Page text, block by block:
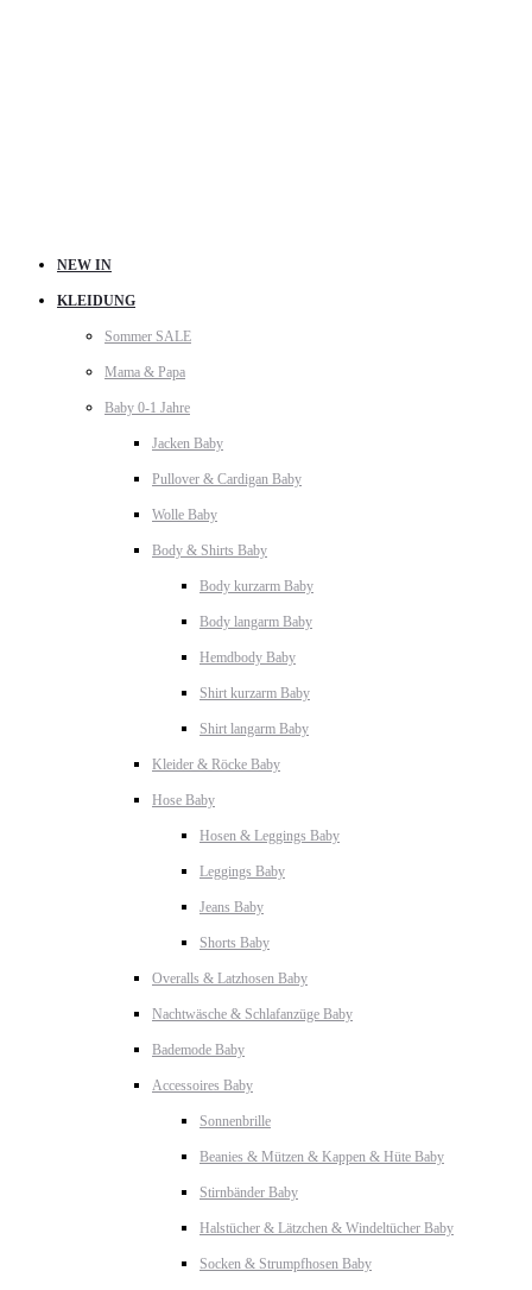
NEW IN
KLEIDUNG
Sommer SALE
Mama & Papa
Baby 0-1 Jahre
Jacken Baby
Pullover & Cardigan Baby
Wolle Baby
Body & Shirts Baby
Body kurzarm Baby
Body langarm Baby
Hemdbody Baby
Shirt kurzarm Baby
Shirt langarm Baby
Kleider & Röcke Baby
Hose Baby
Hosen & Leggings Baby
Leggings Baby
Jeans Baby
Shorts Baby
Overalls & Latzhosen Baby
Nachtwäsche & Schlafanzüge Baby
Bademode Baby
Accessoires Baby
Sonnenbrille
Beanies & Mützen & Kappen & Hüte Baby
Stirnbänder Baby
Halstücher & Lätzchen & Windeltücher Baby
Socken & Strumpfhosen Baby